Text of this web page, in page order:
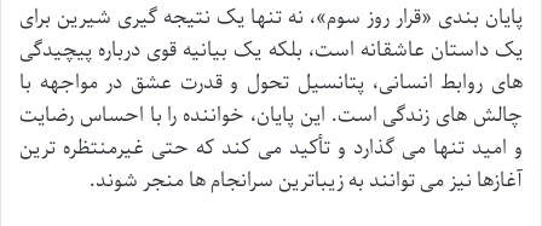
پایان بندی «قرار روز سوم»، نه تنها یک نتیجه گیری شیرین برای
یک داستان عاشقانه است، بلکه یک بیانیه قوی درباره پیچیدگی
های روابط انسانی، پتانسیل تحول و قدرت عشق در مواجهه با
چالش های زندگی است. این پایان، خواننده را با احساس رضایت
و امید تنها می گذارد و تأکید می کند که حتی غیرمنتظره ترین
آغازها نیز می توانند به زیباترین سرانجام ها منجر شوند.